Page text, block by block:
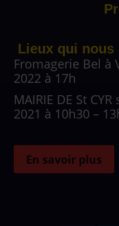
Lieux qui
Fromagerie Bel à
2022 à 17h
MAIRIE DE St
2021 à 10h30 –
En savoir plus